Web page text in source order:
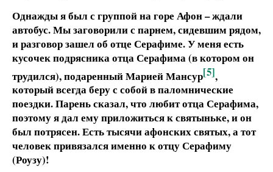
Однажды я был с группой на горе Афон – ждали
автобус. Мы заговорили с парнем, сидевшим рядом,
и разговор зашел об отце Серафиме. У меня есть
кусочек подрясника отца Серафима (в котором он
трудился), подаренный Марией Мансур[5],
который всегда беру с собой в паломнические
поездки. Парень сказал, что любит отца Серафима,
поэтому я дал ему приложиться к святыньке, и он
был потрясен. Есть тысячи афонских святых, а тот
человек привязался именно к отцу Серафиму
(Роузу)!